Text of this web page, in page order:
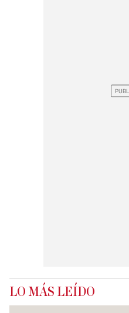
LO MÁS LEÍDO